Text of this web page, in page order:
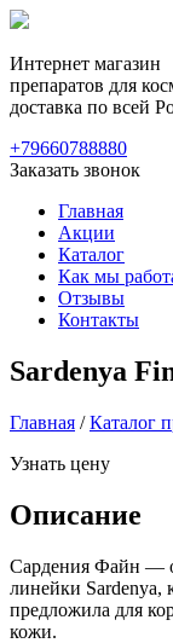
Интернет магазин
препаратов для
доставка по всей
+79660788880
Заказать звонок
Главная
Акции
Каталог
Как мы
Отзывы
Контакты
Sardenya
Главная /Каталог
Узнать цену
Описание
Сардения Файн —
линейки Sardenya,
предложила для
кожи.